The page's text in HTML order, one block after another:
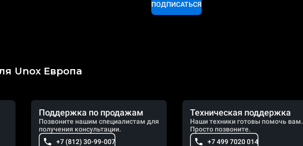
ПОДПИСАТЬСЯ
Unox Европа
Поддержка по продажам
Позвоните нашим специалистам для
получения консультации.
+7 (812) 30-99-007
Техническая поддержка
Наши техники готовы помочь вам.
Просто позвоните.
+7 499 7020 014